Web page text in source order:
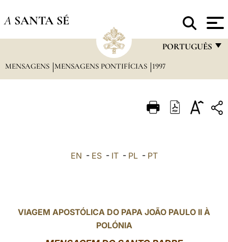
A SANTA SÉ
PORTUGUÊS
FRANÇAIS
ITALIANO
MENSAGENS MENSAGENS PONTIFÍCIAS 1997
EN - ES- IT- PL- PT
VIAGEM APOSTÓLICA DO PAPA JOÃO PAULO II À
POLÓNIA